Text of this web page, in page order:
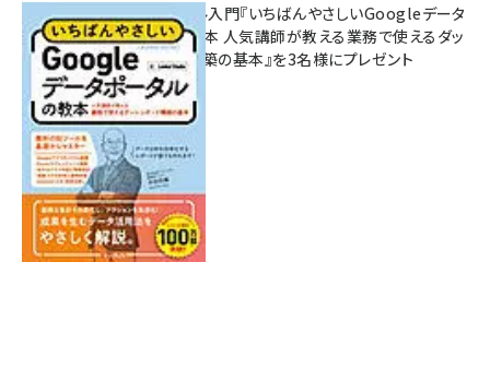
無料BIツール入門『いちばんやさしいGoogleデータ
ポータルの教本 人気講師が教える業務で使えるダッ
シュボード構築の基本』を3名様にプレゼント
7月31日 10:00